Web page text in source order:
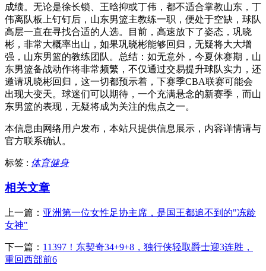
成绩。无论是徐长锁、王晗抑或丁伟，都不适合掌教山东，丁
伟离队板上钉钉后，山东男篮主教练一职，便处于空缺，球队
高层一直在寻找合适的人选。目前，高速放下了姿态，巩晓
彬，非常大概率出山，如果巩晓彬能够回归，无疑将大大增
强，山东男篮的教练团队。总结：如无意外，今夏休赛期，山
东男篮备战动作将非常频繁，不仅通过交易提升球队实力，还
邀请巩晓彬回归，这一切都预示着，下赛季CBA联赛可能会
出现大变天。球迷们可以期待，一个充满悬念的新赛季，而山
东男篮的表现，无疑将成为关注的焦点之一。
本信息由网络用户发布， 本站只提供信息展示，内容详情请与
官方联系确认。
标签 : 体育健身
相关文章
上一篇： 亚洲第一位女性足协主席，是国王都追不到的"冻龄
女神"
下一篇： 11397！东契奇34+9+8，独行侠轻取爵士迎3连胜，
重回西部前6